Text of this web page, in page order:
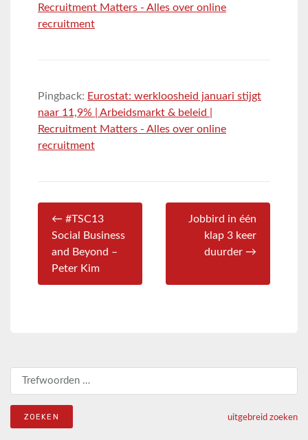
Recruitment Matters - Alles over online
recruitment
Pingback: Eurostat: werkloosheid januari stijgt
naar 11,9% | Arbeidsmarkt & beleid |
Recruitment Matters - Alles over online
recruitment
← #TSC13
Social Business
and Beyond –
Peter Kim
Jobbird in één
klap 3 keer
duurder →
Zoeken naar:
uitgebreid zoeken